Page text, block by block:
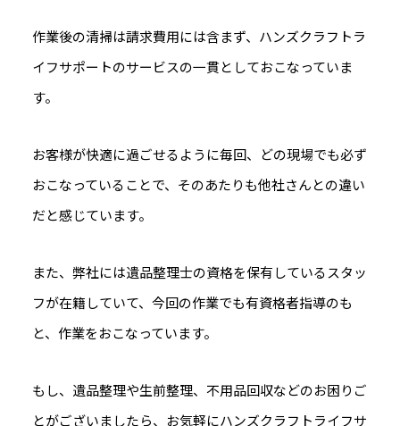
作業後の清掃は請求費用には含まず、ハンズクラフトラ
イフサポートのサービスの一貫としておこなっていま
す。
お客様が快適に過ごせるように毎回、どの現場でも必ず
おこなっていることで、そのあたりも他社さんとの違い
だと感じています。
また、弊社には遺品整理士の資格を保有しているスタッ
フが在籍していて、今回の作業でも有資格者指導のも
と、作業をおこなっています。
もし、遺品整理や生前整理、不用品回収などのお困りご
とがございましたら、お気軽にハンズクラフトライフサ